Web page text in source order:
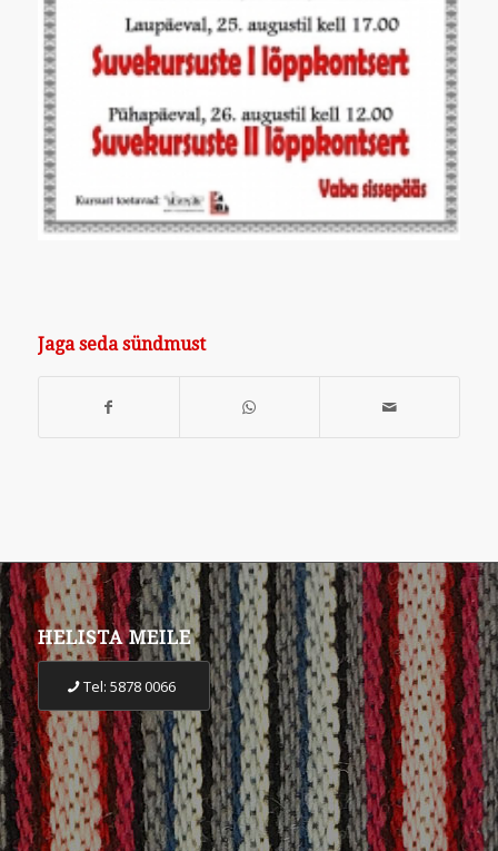
Jaga seda sündmust
HELISTA MEILE
Tel: 5878 0066